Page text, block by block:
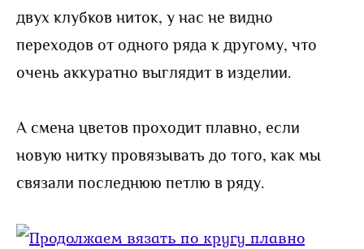
двух клубков ниток, у нас не видно
переходов от одного ряда к другому, что
очень аккуратно выглядит в изделии.
А смена цветов проходит плавно, если
новую нитку провязывать до того, как мы
связали последнюю петлю в ряду.